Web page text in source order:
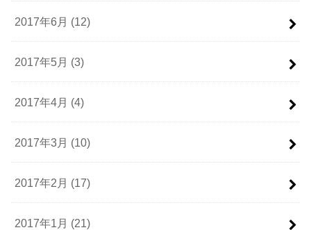
2017年6月 (12)
2017年5月 (3)
2017年4月 (4)
2017年3月 (10)
2017年2月 (17)
2017年1月 (21)